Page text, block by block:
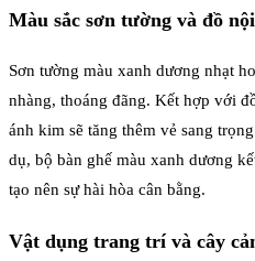
Màu sắc sơn tường và đồ
Sơn tường màu xanh dương nhạt
nhàng, thoáng đãng. Kết hợp với
ánh kim sẽ tăng thêm vẻ sang
dụ, bộ bàn ghế màu xanh dương
tạo nên sự hài hòa cân bằng.
Vật dụng trang trí và cây